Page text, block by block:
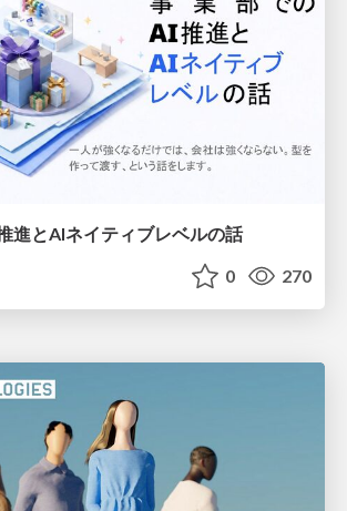
進とAIネイティブレベルの話
0 270